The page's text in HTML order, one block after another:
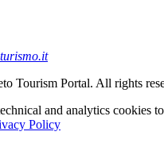
Tourism Portal. All rights
and analytics cookies
Policy